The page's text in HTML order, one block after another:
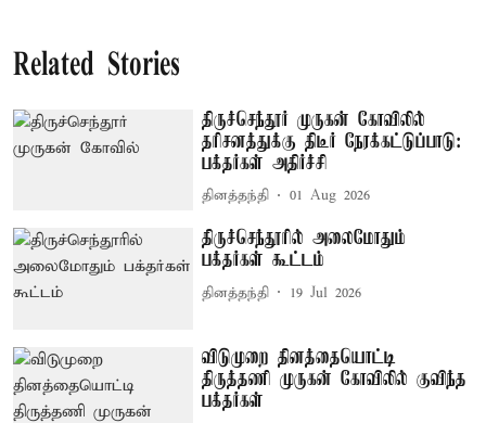
Related Stories
திருச்செந்தூர் முருகன் கோவிலில்
தரிசனத்துக்கு திடீர் நேரக்கட்டுப்பாடு:
பக்தர்கள் அதிர்ச்சி
தினத்தந்தி 01 Aug 2026
திருச்செந்தூரில் அலைமோதும்
பக்தர்கள் கூட்டம்
தினத்தந்தி 19 Jul 2026
விடுமுறை தினத்தையொட்டி
திருத்தணி முருகன் கோவிலில் குவிந்த
பக்தர்கள்